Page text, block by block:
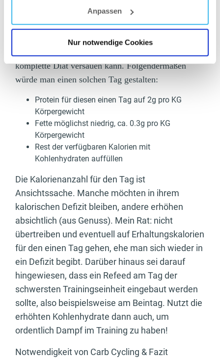
Anpassen
Nur notwendige Cookies
beispielsweise Leptin-Level zu erhöhen und weniger
anfällig für Heißhungerattacken zu werden. Ein
sauberer Refeed ist ein äußerst guter Ersatz für den
komplette Diät versauen kann. Folgendermaßen
würde man einen solchen Tag gestalten:
Protein für diesen einen Tag auf 2g pro KG
Körpergewicht
Fette möglichst niedrig, ca. 0.3g pro KG
Körpergewicht
Rest der verfügbaren Kalorien mit
Kohlenhydraten auffüllen
Die Kalorienanzahl für den Tag ist
Ansichtssache. Manche möchten in ihrem
kalorischen Defizit bleiben, andere erhöhen
absichtlich (aus Genuss). Mein Rat: nicht
übertreiben und eventuell auf Erhaltungskalorien
für den einen Tag gehen, ehe man sich wieder in
ein Defizit begibt. Darüber hinaus sei darauf
hingewiesen, dass ein Refeed am Tag der
schwersten Trainingseinheit eingebaut werden
sollte, also beispielsweise am Beintag. Nutzt die
erhöhten Kohlenhydrate dann auch, um
ordentlich Dampf im Training zu haben!
Notwendigkeit von Carb Cycling & Fazit